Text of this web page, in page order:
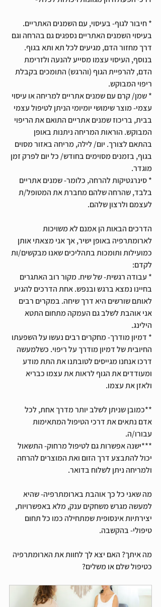
* חיבור לגוף- בעיסוי, עם השמנים האתריים.
בעיסוי השמנים האתריים נספגים גם בהרחה וגם
דרך מחזור הדם, מגיעים לכל תא ותא בגוף.
בנוסף, העיסוי עצמו מסייע להנעה ולזרימת
הדם, להרפיית הגוף (והרגש) התומכים בקבלת
ריפוי המבוקש.
* שמן/ קרם עם שמנים אתריים למריחה או עיסוי
עצמי- מוצר שימושי יומיומי הניתן לטיפול עצמי
בבית, בריכוז שמנים אתריים התואם את הריפוי
המבוקש. הוראות המריחה ניתנות באופן
בהתאם לצורך. יום/ לילה, מריחה באזור מסוים
בגוף, בזמנים מסוימים בחודש/ כל יום לפרק זמן
מוגדר.
* סינרגטיקות להרחה, כלומר- שמנים אתריים
בלבד, שהרחה שלהם מחברת את המטופל/ת
לעצמם ולרצון שלהם.
הדרכים הבאות הן אמנם לא משויכות
לארומתרפיה באופן ישיר, אך אני מצאתי אותן
כמועילות ותומכות בתהליכים שאנו מבקשים/ות
לקדם:
* עבודה רגשית- של שיח. מקור רוב האתגרים
בחיינו נמצא ברגש ובנפש. אחת הדרכים להגיע
לאותם שורשים היא דרך שיחה. במקרים רבים
אני אוהבת לשלב גם העמקה מתחום התטא
הילינג.
* דמיון מודרך- מחקרים רבים נעשו על השפעתו
החיובית של דמיון מודרך על ריפוי. כשלמעשה
דרכו אנחנו מגייסים לטובתנו את התת מודע
ומעודדים את הגוף לראות את עצמו כבריא
ולאזן את עצמו.
**כמובן שניתן לשלב יותר מדרך אחת, לכל
אדם נתאים את דרכי הטיפול המתאימות
עבורו/ה.
***ישנה אפשרות גם לטיפול מרחוק- התשאול
יכול להתבצע דרך הזום ואת המוצרים להרחה
ולמריחה ניתן לשלוח בדואר.
מה שאני כל כך אוהבת בארומתרפיה- שהיא
למעשה מגרש משחקים ענק, מלא באפשרויות,
יצירתיות אינסופית שמתחילה כמו כל תחום
טיפולי- בהקשבה.
מה איתך? האם יצא לך לחוות את הארומתרפיה
כטיפול שלם או משלים?